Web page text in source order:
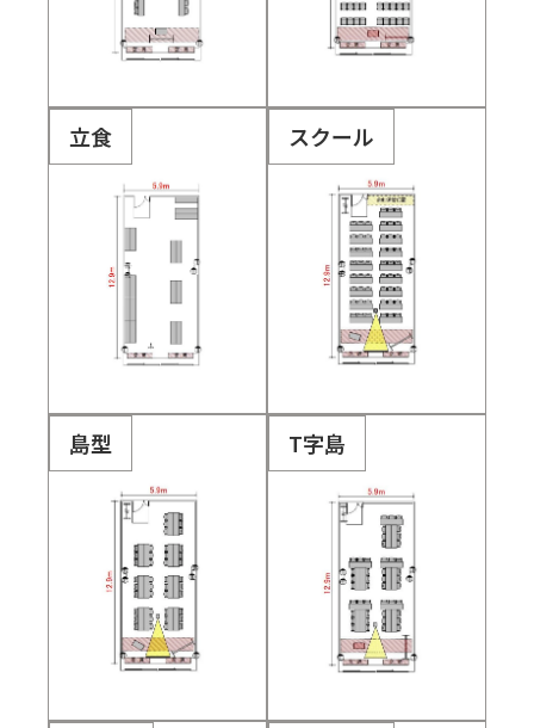
立食 スクール
島型 T字島